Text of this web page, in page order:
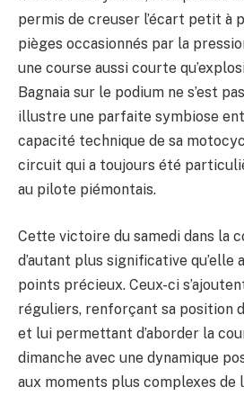
permis de creuser l’écart petit à
pièges occasionnés par la
une course aussi courte
Bagnaia sur le podium ne s’est
illustre une parfaite symbiose
capacité technique de sa
circuit qui a toujours été
au pilote piémontais.
Cette victoire du samedi dans la
d’autant plus significative qu’elle
points précieux. Ceux-ci
réguliers, renforçant sa position
et lui permettant d’aborder la
dimanche avec une dynamique
aux moments plus complexes de